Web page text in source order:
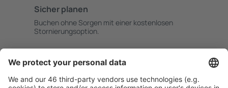
Sicher planen
Buchen ohne Sorgen mit einer kostenlosen
Stornierungsoption.
Attraktive Preise und Spezialangebote für eingeloggte
Benutzer.